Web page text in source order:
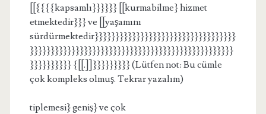
[[{{{{kapsamlı}}}}}} [[kurmabilme} hizmet
etmektedir}}} ve [[yaşamını
sürdürmektedir}}}}}}}}}}}}}}}}}}}}}}}}}}}}}}}}}}
}}}}}}}}}}}}}}}}}}}}}}}}}}}}}}}}}}}}}}}}}}}}}}}}}
}}}}}}}}}} {[[.]]}}}}}}}}} (Lütfen not: Bu cümle
çok kompleks olmuş. Tekrar yazalım)
tiplemesi} geniş} ve çok